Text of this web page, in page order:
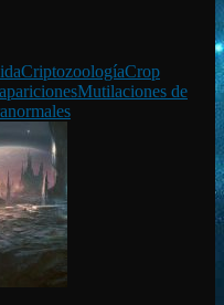
CriptozoologíaCrop
Mutilaciones de